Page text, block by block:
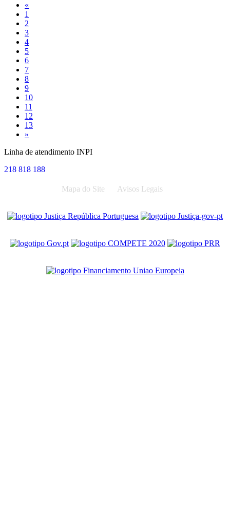
«
1
2
3
4
5
6
7
8
9
10
11
12
13
»
Linha de atendimento INPI
218 818 188
Mapa do Site Avisos Legais